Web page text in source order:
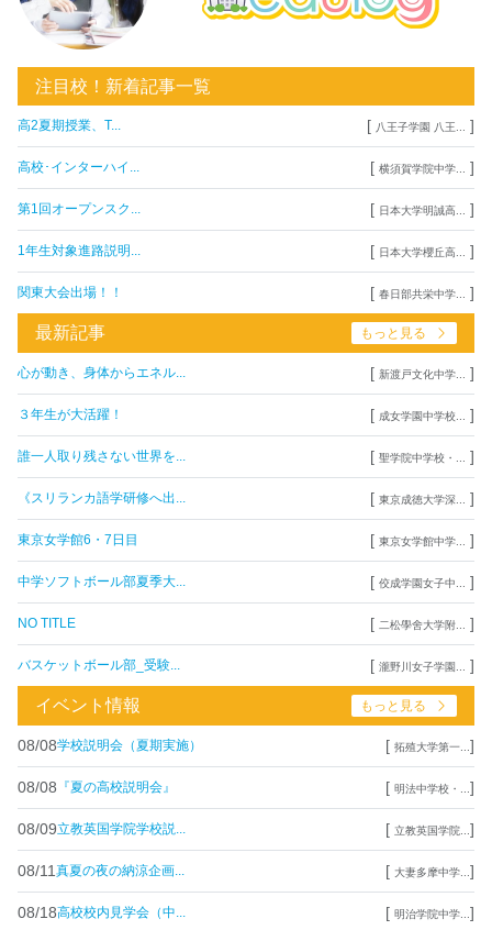
注目校！新着記事一覧
高2夏期授業、T... [ 八王子学園 八王... ]
高校･インターハイ... [ 横須賀学院中学... ]
第1回オープンスク... [ 日本大学明誠高... ]
1年生対象進路説明... [ 日本大学櫻丘高... ]
関東大会出場！！ [ 春日部共栄中学... ]
最新記事 もっと見る
心が動き、身体からエネル... [ 新渡戸文化中学... ]
３年生が大活躍！ [ 成女学園中学校... ]
誰一人取り残さない世界を... [ 聖学院中学校・... ]
《スリランカ語学研修へ出... [ 東京成徳大学深... ]
東京女学館6・7日目 [ 東京女学館中学... ]
中学ソフトボール部夏季大... [ 佼成学園女子中... ]
NO TITLE [ 二松學舍大学附... ]
バスケットボール部_受験... [ 瀧野川女子学園... ]
イベント情報 もっと見る
08/08学校説明会（夏期実施） [ 拓殖大学第一... ]
08/08 『夏の高校説明会』 [ 明法中学校・... ]
08/09立教英国学院学校説... [ 立教英国学院... ]
08/11 真夏の夜の納涼企画... [ 大妻多摩中学... ]
08/18高校校内見学会（中... [ 明治学院中学... ]